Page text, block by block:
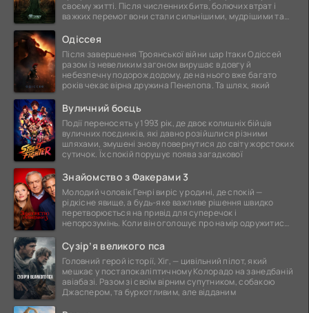
своєму житті. Після численних битв, болючих втрат і
важких перемог вони стали сильнішими, мудрішими та
Одіссея
Після завершення Троянської війни цар Ітаки Одіссей
разом із невеликим загоном вирушає в довгу й
небезпечну подорож додому, де на нього вже багато
років чекає вірна дружина Пенелопа. Та шлях, який
Вуличний боєць
Події переносять у 1993 рік, де двоє колишніх бійців
вуличних поєдинків, які давно розійшлися різними
шляхами, змушені знову повернутися до світу жорстоких
сутичок. Їх спокій порушує поява загадкової
Знайомство з Факерами 3
Молодий чоловік Генрі виріс у родині, де спокій —
рідкісне явище, а будь-яке важливе рішення швидко
перетворюється на привід для суперечок і
непорозумінь. Коли він оголошує про намір одружитися,
Сузір’я великого пса
Головний герой історії, Хіг, — цивільний пілот, який
мешкає у постапокаліптичному Колорадо на занедбаній
авіабазі. Разом зі своїм вірним супутником, собакою
Джаспером, та буркотливим, але відданим